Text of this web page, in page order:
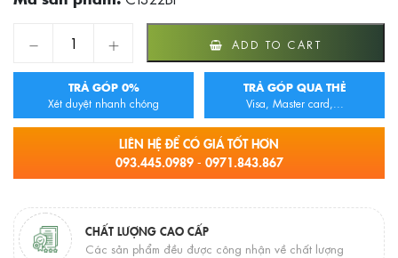
C1322BI - Bồn cầu COTTO dùng van xả MUNICH II quantity
ADD TO CART
TRẢ GÓP 0%
Xét duyệt nhanh chóng
TRẢ GÓP QUA THẺ
Visa, Master card,...
LIÊN HỆ ĐỂ CÓ GIÁ TỐT HƠN
093.445.0989 - 0971.843.867
CHẤT LƯỢNG CAO CẤP
Các sản phẩm đều được công nhận về chất lượng